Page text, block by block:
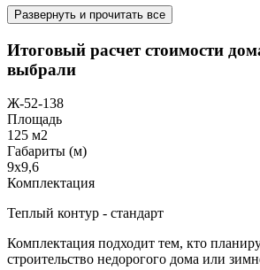
Развернуть и прочитать все
Итоговый расчет стоимости
выбрали
Ж-52-138
Площадь
125 м2
Габариты (м)
9x9,6
Комплектация
Теплый контур - стандарт
Комплектация подходит тем, кто
строительство недорогого дома или